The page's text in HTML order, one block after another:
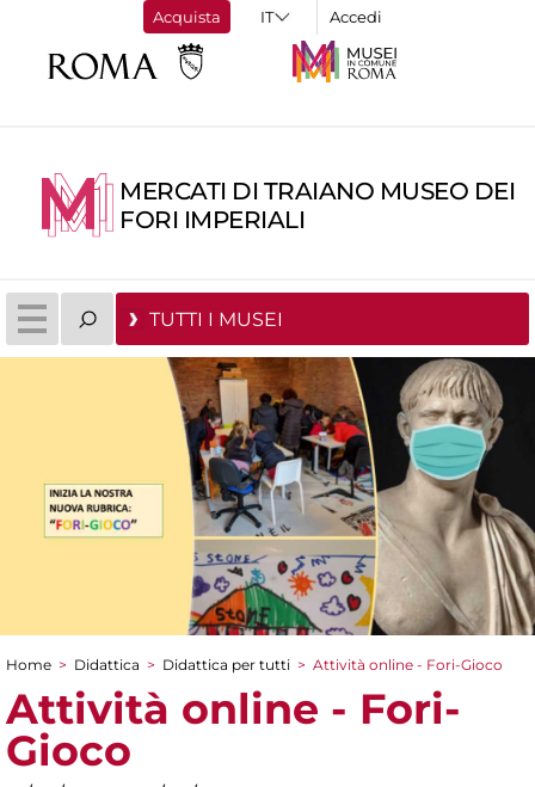
Acquista Accedi
MERCATI DI TRAIANO MUSEO DEI
FORI IMPERIALI
TUTTI I MUSEI
Tu sei qui
Home > Didattica > Didattica per tutti > Attività online - Fori-Gioco
Attività online - Fori-
Gioco